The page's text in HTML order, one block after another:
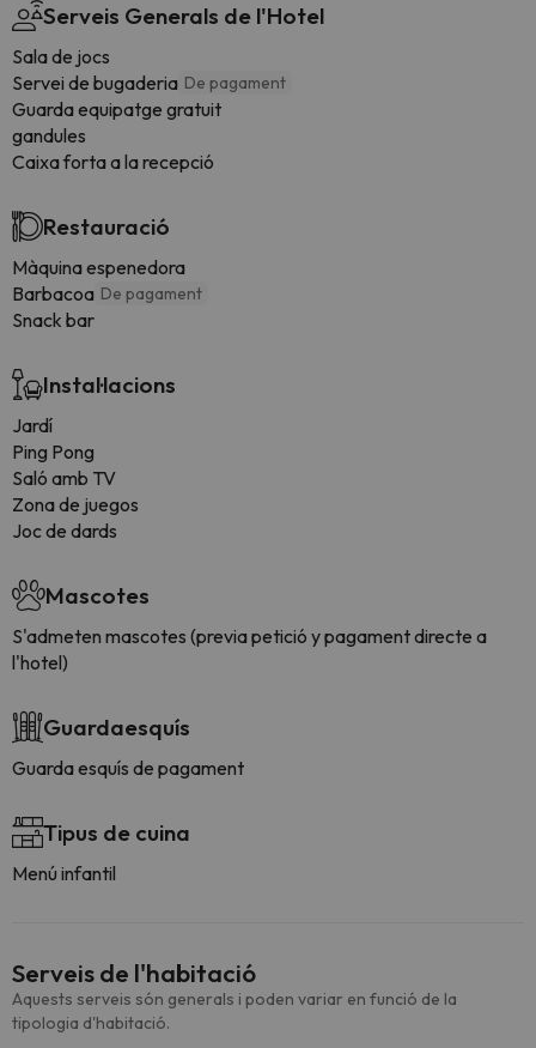
Serveis Generals de l'Hotel
Sala de jocs
Servei de bugaderia De pagament
Guarda equipatge gratuit
gandules
Caixa forta a la recepció
Restauració
Màquina espenedora
Barbacoa De pagament
Snack bar
Instal·lacions
Jardí
Ping Pong
Saló amb TV
Zona de juegos
Joc de dards
Mascotes
S'admeten mascotes (previa petició y pagament directe a
l'hotel)
Guardaesquís
Guarda esquís de pagament
Tipus de cuina
Menú infantil
Serveis de l'habitació
Aquests serveis són generals i poden variar en funció de la
tipologia d'habitació.